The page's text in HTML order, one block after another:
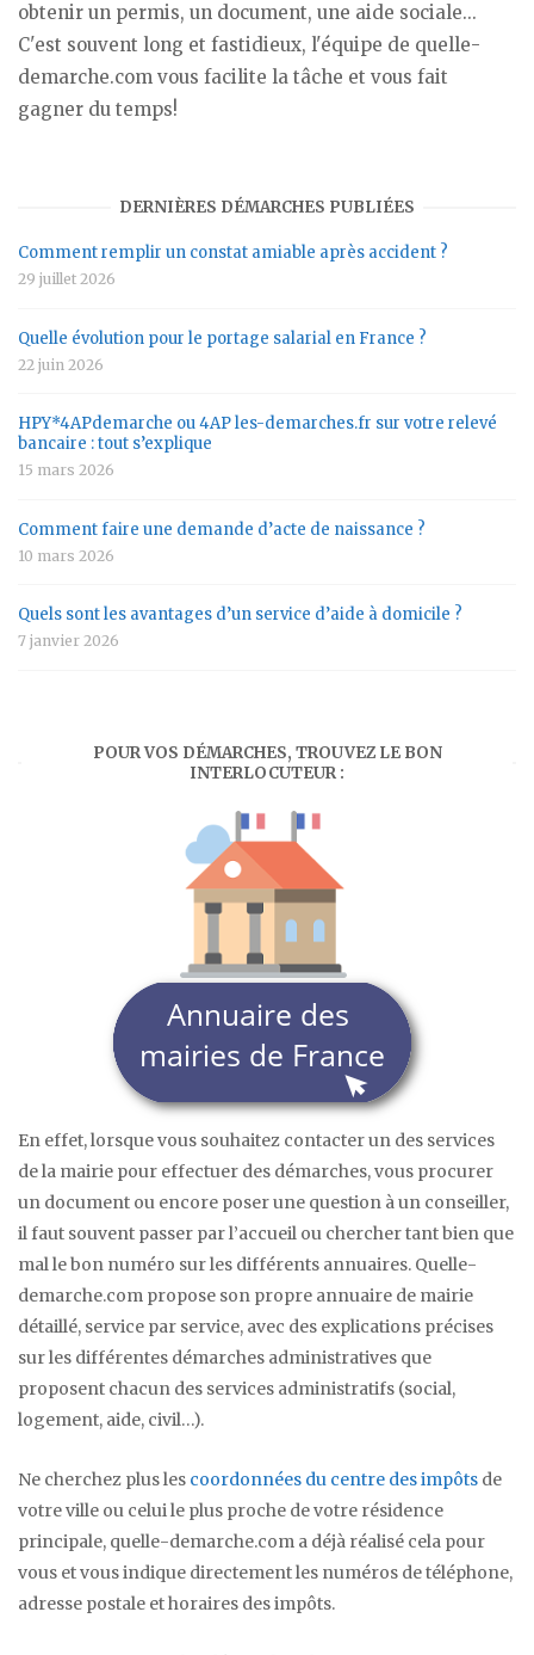
obtenir un permis, un document, une aide sociale...
C'est souvent long et fastidieux, l'équipe de quelle-
demarche.com vous facilite la tâche et vous fait
gagner du temps!
DERNIÈRES DÉMARCHES PUBLIÉES
Comment remplir un constat amiable après accident ?
29 juillet 2026
Quelle évolution pour le portage salarial en France ?
22 juin 2026
HPY*4APdemarche ou 4AP les-demarches.fr sur votre relevé
bancaire : tout s’explique
15 mars 2026
Comment faire une demande d’acte de naissance ?
10 mars 2026
Quels sont les avantages d’un service d’aide à domicile ?
7 janvier 2026
POUR VOS DÉMARCHES, TROUVEZ LE BON
INTERLOCUTEUR :
En effet, lorsque vous souhaitez contacter un des services
de la mairie pour effectuer des démarches, vous procurer
un document ou encore poser une question à un conseiller,
il faut souvent passer par l’accueil ou chercher tant bien que
mal le bon numéro sur les différents annuaires. Quelle-
demarche.com propose son propre annuaire de mairie
détaillé, service par service, avec des explications précises
sur les différentes démarches administratives que
proposent chacun des services administratifs (social,
logement, aide, civil…).
Ne cherchez plus les coordonnées du centre des impôts de
votre ville ou celui le plus proche de votre résidence
principale, quelle-demarche.com a déjà réalisé cela pour
vous et vous indique directement les numéros de téléphone,
adresse postale et horaires des impôts.